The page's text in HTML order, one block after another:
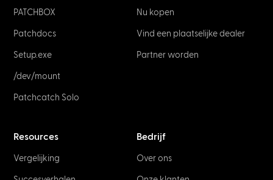
PATCHBOX
Patchdocs
Setup.exe
/dev/mount
Patchcatch Solo
Nu kopen
Vind een plaatselijke dealer
Partner worden
Resources
Vergelijking
Bedrijf
Over ons